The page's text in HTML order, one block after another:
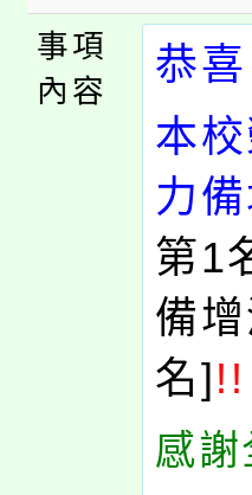
事項
內容
恭喜
本
力
第1
備
名]!!
感